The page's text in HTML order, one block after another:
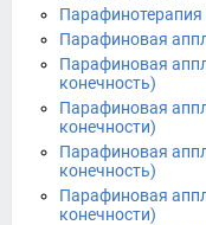
Парафинотерапия
Парафиновая
Парафиновая
конечность)
Парафиновая
конечности)
Парафиновая
конечность)
Парафиновая
конечности)